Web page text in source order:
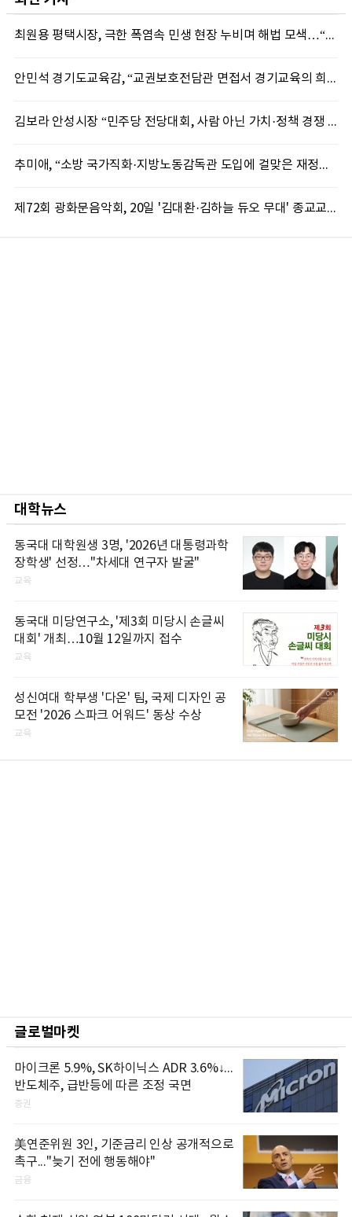
최원용 평택시장, 극한 폭염속 민생 현장 누비며 해법 모색…“현장에 답 있다”
안민석 경기도교육감, “교권보호전담관 면접서 경기교육의 희망 봤다”
김보라 안성시장 “민주당 전당대회, 사람 아닌 가치·정책 경쟁 돼야”
추미애, “소방 국가직화·지방노동감독관 도입에 걸맞은 재정체계 완성해야”
제72회 광화문음악회, 20일 '김대환·김하늘 듀오 무대' 종교교회서 무료 개최
대학뉴스
동국대 대학원생 3명, '2026년 대통령과학
장학생' 선정…"차세대 연구자 발굴"
교육
동국대 미당연구소, '제3회 미당시 손글씨
대회' 개최…10월 12일까지 접수
교육
성신여대 학부생 '다온' 팀, 국제 디자인 공
모전 '2026 스파크 어워드' 동상 수상
교육
글로벌마켓
마이크론 5.9%, SK하이닉스 ADR 3.6%↓...
반도체주, 급반등에 따른 조정 국면
증권
美연준위원 3인, 기준금리 인상 공개적으로
촉구..."늦기 전에 행동해야"
금융